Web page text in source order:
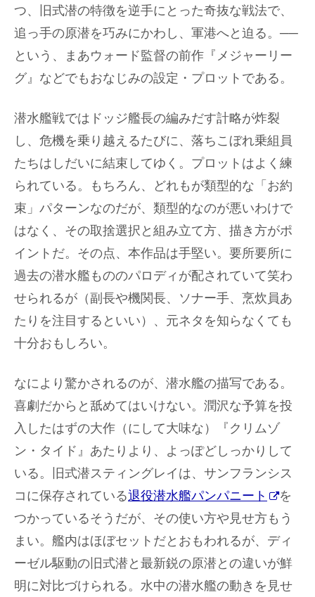
つ、旧式潜の特徴を逆手にとった奇抜な戦法で、
追っ手の原潜を巧みにかわし、軍港へと迫る。──
という、まあウォード監督の前作『メジャーリー
グ』などでもおなじみの設定・プロットである。
潜水艦戦ではドッジ艦長の編みだす計略が炸裂
し、危機を乗り越えるたびに、落ちこぼれ乗組員
たちはしだいに結束してゆく。プロットはよく練
られている。もちろん、どれもが類型的な「お約
束」パターンなのだが、類型的なのが悪いわけで
はなく、その取捨選択と組み立て方、描き方がポ
イントだ。その点、本作品は手堅い。要所要所に
過去の潜水艦もののパロディが配されていて笑わ
せられるが（副長や機関長、ソナー手、烹炊員あ
たりを注目するといい）、元ネタを知らなくても
十分おもしろい。
なにより驚かされるのが、潜水艦の描写である。
喜劇だからと舐めてはいけない。潤沢な予算を投
入したはずの大作（にして大味な）『クリムゾ
ン・タイド』あたりより、よっぽどしっかりして
いる。旧式潜スティングレイは、サンフランシス
コに保存されている退役潜水艦パンパニート
を
つかっているそうだが、その使い方や見せ方もう
まい。艦内はほぼセットだとおもわれるが、ディ
ーゼル駆動の旧式潜と最新鋭の原潜との違いが鮮
明に対比づけられる。水中の潜水艦の動きを見せ